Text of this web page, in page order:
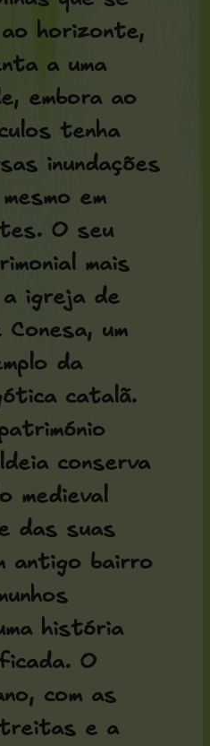
horizonte,
a uma
embora ao
tenha
inundações
em
O seu
mais
igreja de
, um
da
catalã.
conserva
medieval
das suas
antigo bairro
história
O
com as
e a